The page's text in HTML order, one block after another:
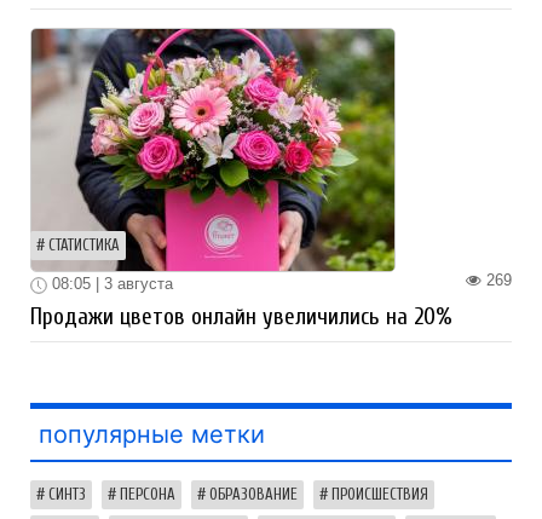
СТАТИСТИКА
269
08:05 | 3 августа
Продажи цветов онлайн увеличились на 20%
популярные метки
СИНТЗ ПЕРСОНА ОБРАЗОВАНИЕ ПРОИСШЕСТВИЯ